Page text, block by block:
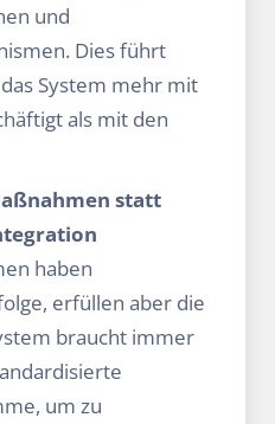
und
Dies führt
System mehr mit
als mit den
statt
haben
erfüllen aber die
braucht immer
um zu